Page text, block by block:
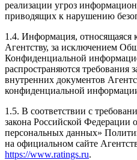
реализации угроз
приводящих к нарушению
1.4. Информация, относящаяся
Агентству, за исключением
Конфиденциальной
распространяются требования
внутренних документов
конфиденциальной
1.5. В соответствии с
закона Российской
персональных данных»
на официальном сайте
https://www.ratings.ru.